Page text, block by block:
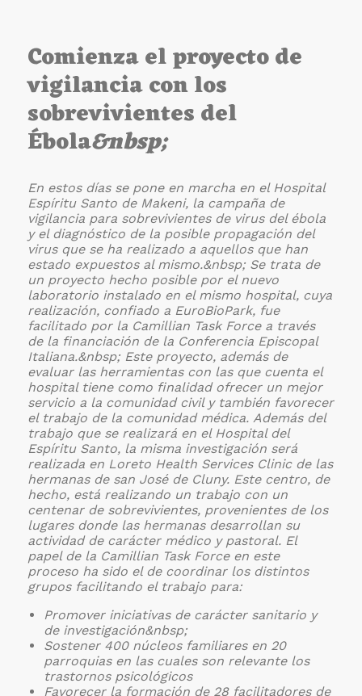
Comienza el proyecto de
vigilancia con los
sobrevivientes del
Ébola&nbsp;
En estos días se pone en marcha en el Hospital
Espíritu Santo de Makeni, la campaña de
vigilancia para sobrevivientes de virus del ébola
y el diagnóstico de la posible propagación del
virus que se ha realizado a aquellos que han
estado expuestos al mismo.&nbsp; Se trata de
un proyecto hecho posible por el nuevo
laboratorio instalado en el mismo hospital, cuya
realización, confiado a EuroBioPark, fue
facilitado por la Camillian Task Force a través
de la financiación de la Conferencia Episcopal
Italiana.&nbsp; Este proyecto, además de
evaluar las herramientas con las que cuenta el
hospital tiene como finalidad ofrecer un mejor
servicio a la comunidad civil y también favorecer
el trabajo de la comunidad médica. Además del
trabajo que se realizará en el Hospital del
Espíritu Santo, la misma investigación será
realizada en Loreto Health Services Clinic de las
hermanas de san José de Cluny. Este centro, de
hecho, está realizando un trabajo con un
centenar de sobrevivientes, provenientes de los
lugares donde las hermanas desarrollan su
actividad de carácter médico y pastoral. El
papel de la Camillian Task Force en este
proceso ha sido el de coordinar los distintos
grupos facilitando el trabajo para:
Promover iniciativas de carácter sanitario y
de investigación&nbsp;
Sostener 400 núcleos familiares en 20
parroquias en las cuales son relevante los
trastornos psicológicos
Favorecer la formación de 28 facilitadores de